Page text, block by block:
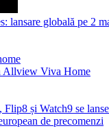
lansare globală pe 2
Allview Viva Home
și Watch9 se
de precomenzi